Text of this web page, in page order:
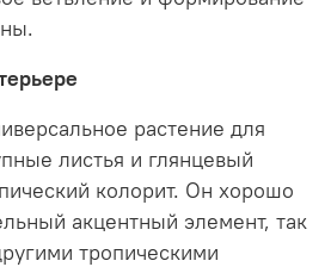
растение для
листья и глянцевый
колорит. Он хорошо
акцентный элемент, так
тропическими